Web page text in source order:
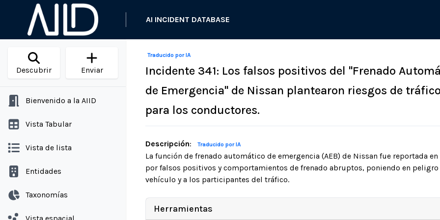
AI INCIDENT DATABASE
Descubrir Enviar
Bienvenido a la AIID
Vista Tabular
Vista de lista
Entidades
Taxonomías
Traducido por IA
Incidente 341: Los falsos positivos del "Frenado
de Emergencia" de Nissan plantearon riesgos de
para los conductores.
Descripción: Traducido por IA
La función de frenado automático de emergencia (AEB) de Nissan fue reportada
por falsos positivos y comportamientos de frenado abruptos, poniendo en
vehículo y a los participantes del tráfico.
Herramientas